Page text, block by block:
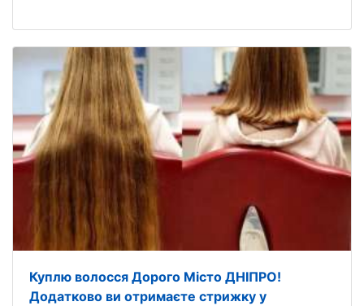
Куплю волосся Дорого Місто ДНІПРО!
Додатково ви отримаєте стрижку у